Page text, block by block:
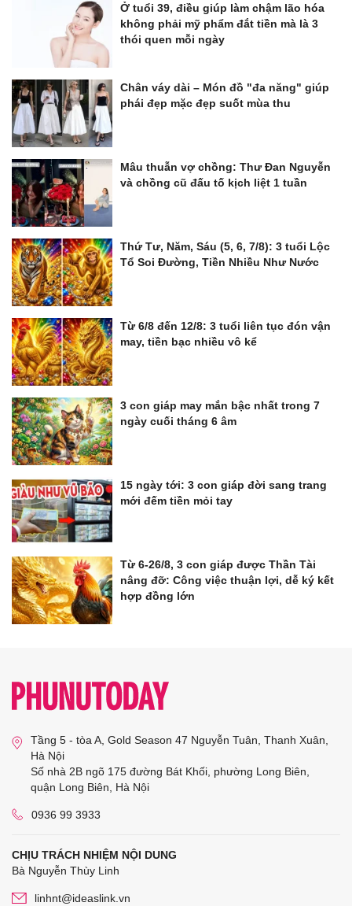
Ở tuổi 39, điều giúp làm chậm lão hóa
không phải mỹ phẩm đắt tiền mà là 3
thói quen mỗi ngày
Chân váy dài – Món đồ "đa năng" giúp
phái đẹp mặc đẹp suốt mùa thu
Mâu thuẫn vợ chồng: Thư Đan Nguyễn
và chồng cũ đấu tố kịch liệt 1 tuần
Thứ Tư, Năm, Sáu (5, 6, 7/8): 3 tuổi Lộc
Tổ Soi Đường, Tiền Nhiều Như Nước
Từ 6/8 đến 12/8: 3 tuổi liên tục đón vận
may, tiền bạc nhiều vô kể
3 con giáp may mắn bậc nhất trong 7
ngày cuối tháng 6 âm
15 ngày tới: 3 con giáp đời sang trang
mới đếm tiền mỏi tay
Từ 6-26/8, 3 con giáp được Thần Tài
nâng đỡ: Công việc thuận lợi, dễ ký kết
hợp đồng lớn
Tầng 5 - tòa A, Gold Season 47 Nguyễn Tuân, Thanh Xuân,
Hà Nội
Số nhà 2B ngõ 175 đường Bát Khối, phường Long Biên,
quận Long Biên, Hà Nội
0936 99 3933
CHỊU TRÁCH NHIỆM NỘI DUNG
Bà Nguyễn Thùy Linh
linhnt@ideaslink.vn